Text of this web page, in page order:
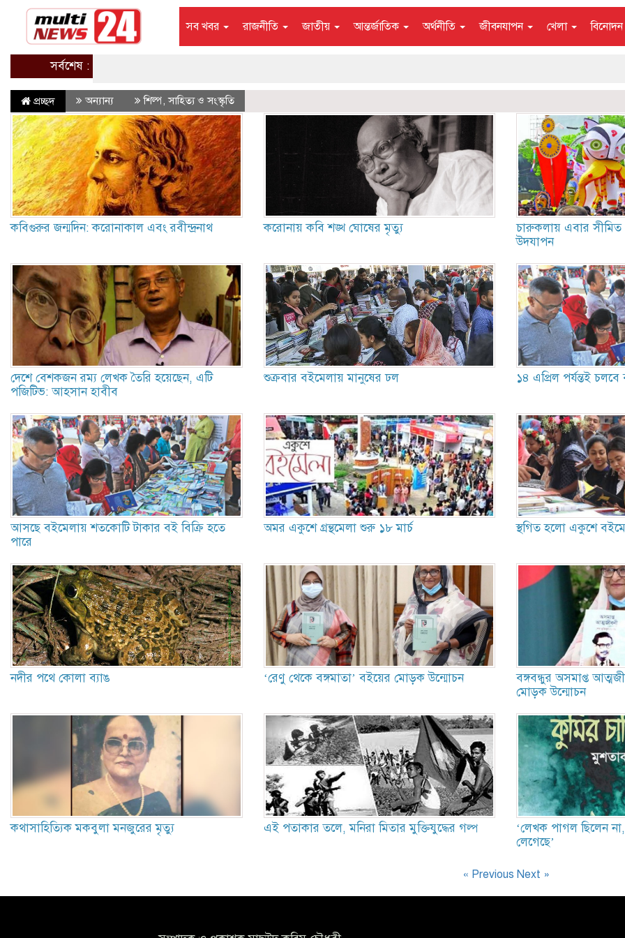
সব খবর রাজনীতি জাতীয় আন্তর্জাতিক অর্থনীতি জীবনযাপন খেলা বিনোদন
সর্বশেষ :
প্রচ্ছদ অন্যান্য শিল্প, সাহিত্য ও সংস্কৃতি
কবিগুরুর জন্মদিন: করোনাকাল এবং রবীন্দ্রনাথ করোনায় কবি শঙ্খ ঘোষের মৃত্যু
চারুকলায় এবার সীমিত
উদযাপন
দেশে বেশকজন রম্য লেখক তৈরি হয়েছেন, এটি
পজিটিভ: আহসান হাবীব
শুক্রবার বইমেলায় মানুষের ঢল ১৪ এপ্রিল পর্যন্তই
আসছে বইমেলায় শতকোটি টাকার বই বিক্রি হতে
পারে
অমর একুশে গ্রন্থমেলা শুরু ১৮ মার্চ স্থগিত হলো একুশে
নদীর পথে কোলা ব্যাঙ ‘রেণু থেকে বঙ্গমাতা’ বইয়ের মোড়ক উন্মোচন
বঙ্গবন্ধুর অসমাপ্ত
মোড়ক উন্মোচন
কথাসাহিত্যিক মকবুলা মনজুরের মৃত্যু এই পতাকার তলে, মনিরা মিতার মুক্তিযুদ্ধের গল্প
‘লেখক পাগল ছিলেন
লেগেছে’
« Previous Next »